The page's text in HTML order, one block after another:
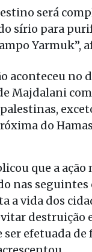
será
sírio para
Yarmuk”,
aconteceu no
Majdalani
do
que a
nas seguintes
a vida dos
destruição
ser efetuada de